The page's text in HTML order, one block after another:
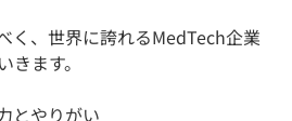
く、世界に誇れるMedTech企業
ます。
とやりがい